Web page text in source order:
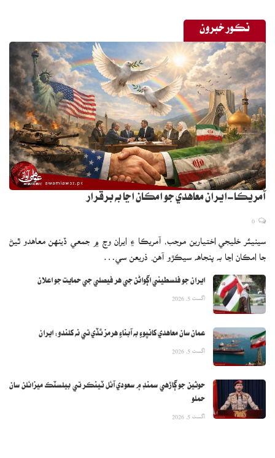
نڪور خبرون
آمريڪا-ايران معاهدي جو امڪان اڃا به برقرار
سينيئر خليجي اختيارين موجب، آمريڪا ۽ ايران وچ ۾ جمعي ڏينهن معاهدو ٿيڻ
جا امڪان اڃا به پنجاهه سيڪڙو آهن. ذريعن سي…
ايران جو فلسطيني اڳواڻن جي هر فيصلي جي حمايت جو اعلان
اگست 5, 2026
عمان سان معاهدي کانپوءِ به آبناءِ هرمز ٿڏي تي نه کلندو: ايران
اگست 5, 2026
حوثين جو ڳاڙهي سمنڊ ۾ سعودي آئل ٽينڪر تي بيلسٽڪ ميزائلن سان
حملو
اگست 5, 2026